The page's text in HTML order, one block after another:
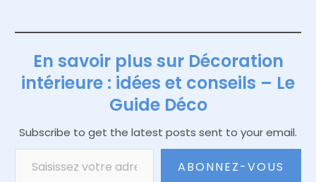
En savoir plus sur Décoration
intérieure : idées et conseils – Le
Guide Déco
Subscribe to get the latest posts sent to your email.
Saisissez votre adresse e-mail…
ABONNEZ-VOUS